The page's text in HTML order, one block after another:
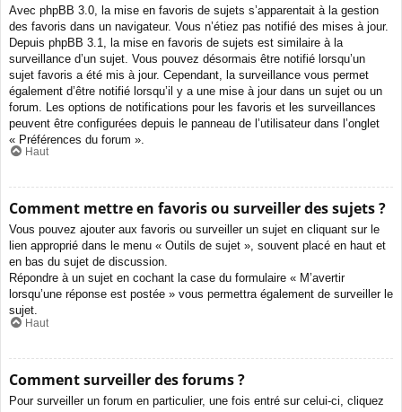
Avec phpBB 3.0, la mise en favoris de sujets s’apparentait à la gestion
des favoris dans un navigateur. Vous n’étiez pas notifié des mises à jour.
Depuis phpBB 3.1, la mise en favoris de sujets est similaire à la
surveillance d’un sujet. Vous pouvez désormais être notifié lorsqu’un
sujet favoris a été mis à jour. Cependant, la surveillance vous permet
également d’être notifié lorsqu’il y a une mise à jour dans un sujet ou un
forum. Les options de notifications pour les favoris et les surveillances
peuvent être configurées depuis le panneau de l’utilisateur dans l’onglet
« Préférences du forum ».
Haut
Comment mettre en favoris ou surveiller des sujets ?
Vous pouvez ajouter aux favoris ou surveiller un sujet en cliquant sur le
lien approprié dans le menu « Outils de sujet », souvent placé en haut et
en bas du sujet de discussion.
Répondre à un sujet en cochant la case du formulaire « M’avertir
lorsqu’une réponse est postée » vous permettra également de surveiller le
sujet.
Haut
Comment surveiller des forums ?
Pour surveiller un forum en particulier, une fois entré sur celui-ci, cliquez